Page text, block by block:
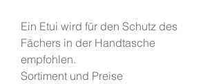
Ein Etui wird für den Schutz des
Fächers in der Handtasche
empfohlen.
Sortiment und Preise